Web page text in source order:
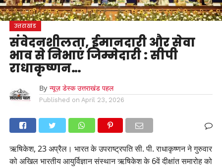
उत्तराखंड
संवेदनशीलता, ईमानदारी और सेवा
भाव से निभाएं जिम्मेदारी : सीपी
राधाकृष्णन…
By न्यूज़ डेस्क उत्तराखंड पहल
Published on April 23, 2026
ऋषिकेश, 23 अप्रैल। भारत के उपराष्ट्रपति सी. पी. राधाकृष्णन ने गुरुवार
को अखिल भारतीय आयुर्विज्ञान संस्थान ऋषिकेश के 6वें दीक्षांत समारोह को